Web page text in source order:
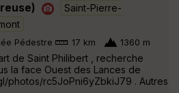
Saint-Pierre-
Pédestre 17 km 1360 m
de Saint Philibert , recherche
la face Ouest des Lances de
photos/rc5JoPni6yZbkiJ79 . Autres